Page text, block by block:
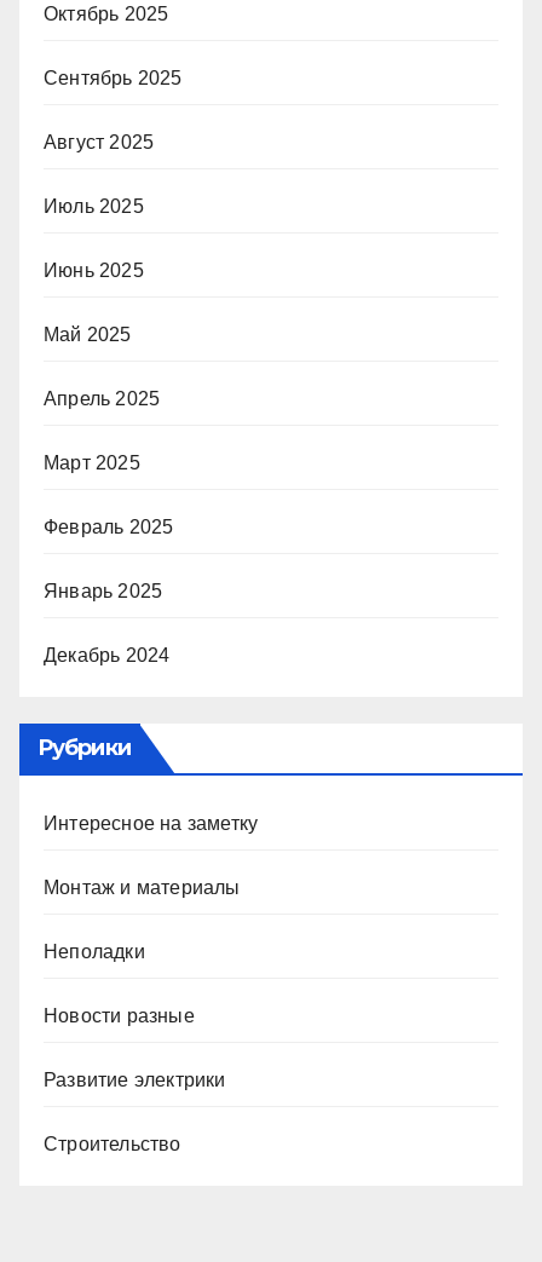
Октябрь 2025
Сентябрь 2025
Август 2025
Июль 2025
Июнь 2025
Май 2025
Апрель 2025
Март 2025
Февраль 2025
Январь 2025
Декабрь 2024
Рубрики
Интересное на заметку
Монтаж и материалы
Неполадки
Новости разные
Развитие электрики
Строительство